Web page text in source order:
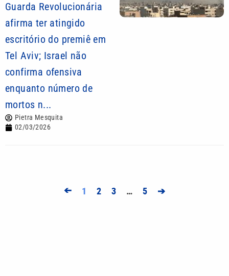
Guarda Revolucionária
afirma ter atingido
escritório do premiê em
Tel Aviv; Israel não
confirma ofensiva
enquanto número de
mortos n...
Pietra Mesquita
02/03/2026
➔ 1 2 3 … 5 ➔